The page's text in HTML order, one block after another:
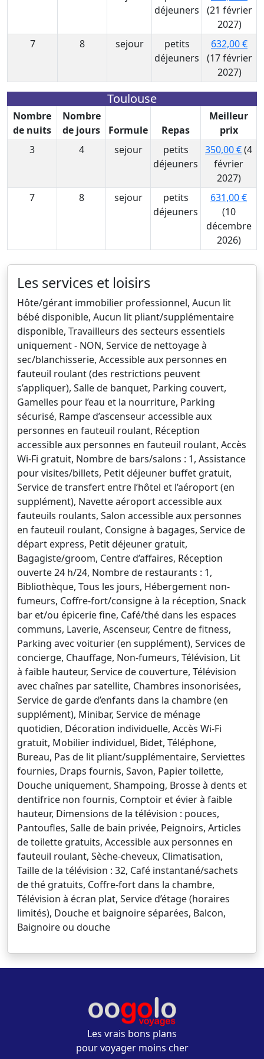
déjeuners
(21 février
2027)
7
8 sejour
petits
déjeuners
632,00 €
(17 février
2027)
Toulouse
Nombre
de nuits
Nombre
de jours
Formule Repas
Meilleur
prix
3
4 sejour
petits
déjeuners
350,00 €(4
février
2027)
7
8 sejour
petits
déjeuners
631,00 €
(10
décembre
2026)
Les services et loisirs
Hôte/gérant immobilier professionnel, Aucun lit
bébé disponible, Aucun lit pliant/supplémentaire
disponible, Travailleurs des secteurs essentiels
uniquement - NON, Service de nettoyage à
sec/blanchisserie, Accessible aux personnes en
fauteuil roulant (des restrictions peuvent
s’appliquer), Salle de banquet, Parking couvert,
Gamelles pour l’eau et la nourriture, Parking
sécurisé, Rampe d’ascenseur accessible aux
personnes en fauteuil roulant, Réception
accessible aux personnes en fauteuil roulant, Accès
Wi-Fi gratuit, Nombre de bars/salons : 1, Assistance
pour visites/billets, Petit déjeuner buffet gratuit,
Service de transfert entre l’hôtel et l’aéroport (en
supplément), Navette aéroport accessible aux
fauteuils roulants, Salon accessible aux personnes
en fauteuil roulant, Consigne à bagages, Service de
départ express, Petit déjeuner gratuit,
Bagagiste/groom, Centre d’affaires, Réception
ouverte 24 h/24, Nombre de restaurants : 1,
Bibliothèque, Tous les jours, Hébergement non-
fumeurs, Coffre-fort/consigne à la réception, Snack
bar et/ou épicerie fine, Café/thé dans les espaces
communs, Laverie, Ascenseur, Centre de fitness,
Parking avec voiturier (en supplément), Services de
concierge, Chauffage, Non-fumeurs, Télévision, Lit
à faible hauteur, Service de couverture, Télévision
avec chaînes par satellite, Chambres insonorisées,
Service de garde d’enfants dans la chambre (en
supplément), Minibar, Service de ménage
quotidien, Décoration individuelle, Accès Wi-Fi
gratuit, Mobilier individuel, Bidet, Téléphone,
Bureau, Pas de lit pliant/supplémentaire, Serviettes
fournies, Draps fournis, Savon, Papier toilette,
Douche uniquement, Shampoing, Brosse à dents et
dentifrice non fournis, Comptoir et évier à faible
hauteur, Dimensions de la télévision : pouces,
Pantoufles, Salle de bain privée, Peignoirs, Articles
de toilette gratuits, Accessible aux personnes en
fauteuil roulant, Sèche-cheveux, Climatisation,
Taille de la télévision : 32, Café instantané/sachets
de thé gratuits, Coffre-fort dans la chambre,
Télévision à écran plat, Service d’étage (horaires
limités), Douche et baignoire séparées, Balcon,
Baignoire ou douche
Les vrais bons plans
pour voyager moins cher